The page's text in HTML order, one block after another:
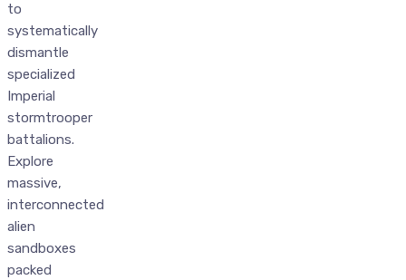
to
systematically
dismantle
specialized
Imperial
stormtrooper
battalions.
Explore
massive,
interconnected
alien
sandboxes
packed